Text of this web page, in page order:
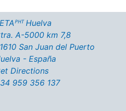
Huelva
A-5000 km 7,8
San Juan del Puerto
- España
Directions
959 356 137